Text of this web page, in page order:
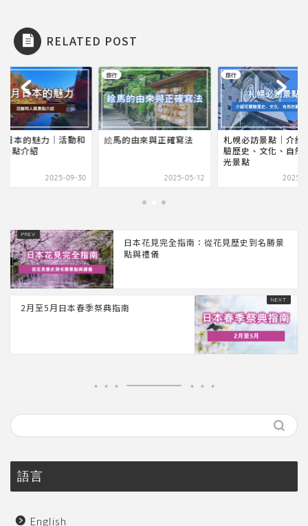
RELATED POST
的由來與正確寫法
2025-05-12
旅行
札幌必訪景點｜介紹可體
2025-05-29
旅行
11月日本的魅力｜活
人氣景點介紹
2025-
日本花見完全指南：從花見歷史到名勝景
點與禮儀
2月至5月日本春季祭典指南
語言
English